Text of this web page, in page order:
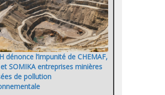
dénonce l’impunité de CHEMAF,
SOMIKA entreprises minières
de pollution